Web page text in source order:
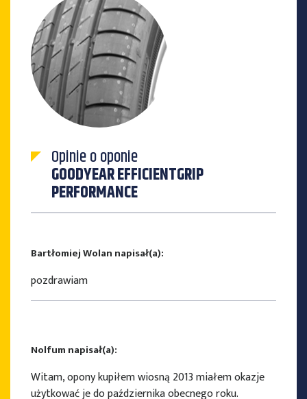
Opinie o oponie
GOODYEAR EFFICIENTGRIP
PERFORMANCE
Bartłomiej Wolan napisał(a):
pozdrawiam
Nolfum napisał(a):
Witam, opony kupiłem wiosną 2013 miałem okazje
użytkować je do października obecnego roku.